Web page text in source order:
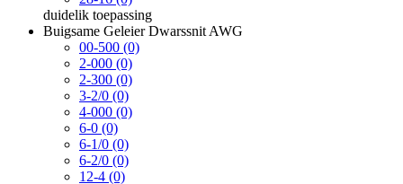
duidelik toepassing
Buigsame Geleier Dwarssnit AWG
00-500 (0)
2-000 (0)
2-300 (0)
3-2/0 (0)
4-000 (0)
6-0 (0)
6-1/0 (0)
6-2/0 (0)
12-4 (0)